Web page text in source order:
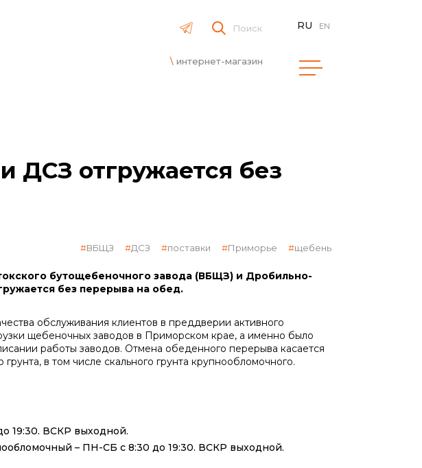
Поиск
интернет-магазин
RU EN
ДСЗ отгружается без
ВБЩЗ ДСЗ поставки Приморье щебень
бутощебеночного завода (ВБЩЗ) и Дробильно-
без перерыва на обед.
обслуживания клиентов в преддверии активного
щебеночных заводов в Приморском крае, а именно было
работы заводов. Отмена обеденного перерыва касается
в том числе скального грунта крупнообломочного.
19:30. ВСКР выходной.
– ПН-СБ с 8:30 до 19:30. ВСКР выходной.